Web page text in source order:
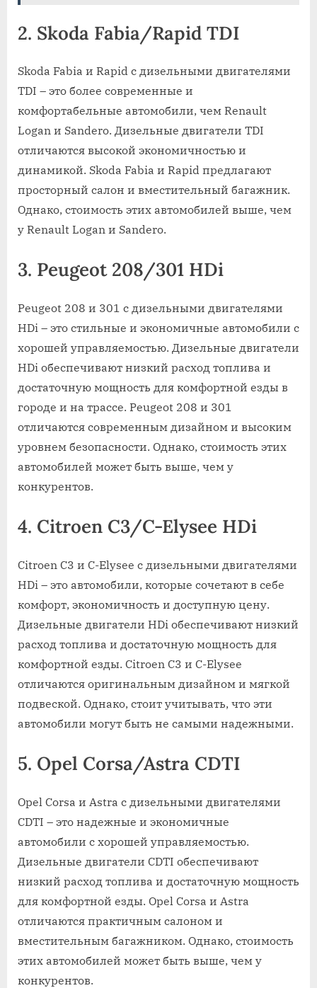
2. Skoda Fabia/Rapid TDI
Skoda Fabia и Rapid с дизельными двигателями
TDI – это более современные и
комфортабельные автомобили, чем Renault
Logan и Sandero. Дизельные двигатели TDI
отличаются высокой экономичностью и
динамикой. Skoda Fabia и Rapid предлагают
просторный салон и вместительный багажник.
Однако, стоимость этих автомобилей выше, чем
у Renault Logan и Sandero.
3. Peugeot 208/301 HDi
Peugeot 208 и 301 с дизельными двигателями
HDi – это стильные и экономичные автомобили с
хорошей управляемостью. Дизельные двигатели
HDi обеспечивают низкий расход топлива и
достаточную мощность для комфортной езды в
городе и на трассе. Peugeot 208 и 301
отличаются современным дизайном и высоким
уровнем безопасности. Однако, стоимость этих
автомобилей может быть выше, чем у
конкурентов.
4. Citroen C3/C-Elysee HDi
Citroen C3 и C-Elysee с дизельными двигателями
HDi – это автомобили, которые сочетают в себе
комфорт, экономичность и доступную цену.
Дизельные двигатели HDi обеспечивают низкий
расход топлива и достаточную мощность для
комфортной езды. Citroen C3 и C-Elysee
отличаются оригинальным дизайном и мягкой
подвеской. Однако, стоит учитывать, что эти
автомобили могут быть не самыми надежными.
5. Opel Corsa/Astra CDTI
Opel Corsa и Astra с дизельными двигателями
CDTI – это надежные и экономичные
автомобили с хорошей управляемостью.
Дизельные двигатели CDTI обеспечивают
низкий расход топлива и достаточную мощность
для комфортной езды. Opel Corsa и Astra
отличаются практичным салоном и
вместительным багажником. Однако, стоимость
этих автомобилей может быть выше, чем у
конкурентов.